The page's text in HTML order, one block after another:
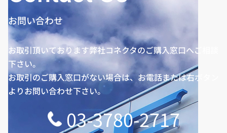
お問い合わせ
お取引頂いております弊社コネクタのご購入窓口へご相談
下さい。
お取引のご購入窓口がない場合は、お電話または右ボタン
よりお問い合わせ下さい。
03-3780-2717